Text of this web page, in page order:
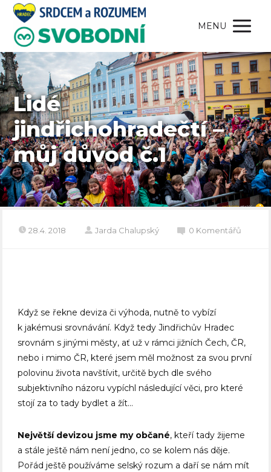
MENU
Lidé
jindřichohradečtí –
můj důvod č.1
28.4. 2018 Jarda Chalupský 0 Komentářů
Když se řekne deviza či výhoda, nutně to vybízí
k jakémusi srovnávání. Když tedy Jindřichův Hradec
srovnám s jinými městy, ať už v rámci jižních Čech, ČR,
nebo i mimo ČR, které jsem měl možnost za svou první
polovinu života navštívit, určitě bych dle svého
subjektivního názoru vypíchl následující věci, pro které
stojí za to tady bydlet a žít…
Největší devizou jsme my občané, kteří tady žijeme
a stále ještě nám není jedno, co se kolem nás děje.
Pořád ještě používáme selský rozum a daří se nám mít